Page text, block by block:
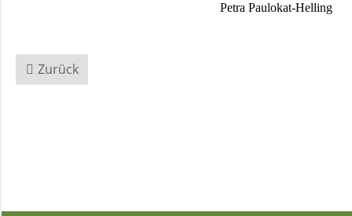
ANGEBOTE
Petra Paulokat-Helling
Zurück